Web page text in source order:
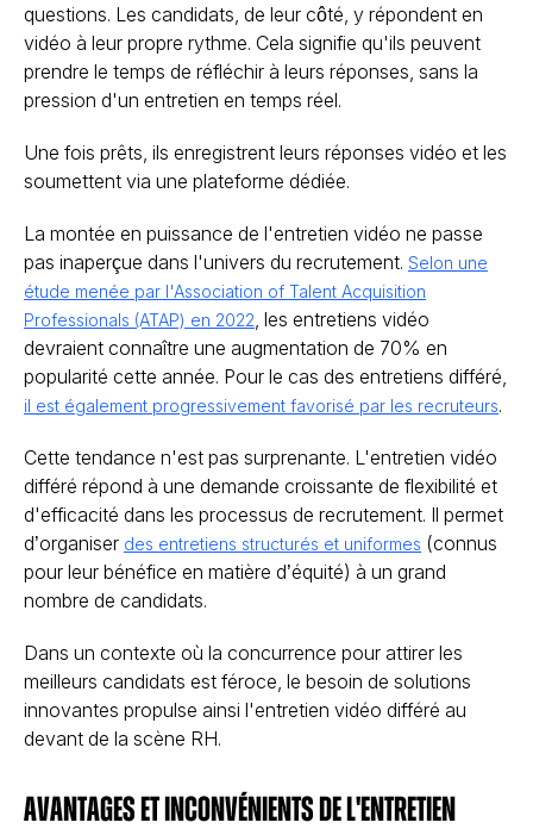
questions. Les candidats, de leur côté, y répondent en
vidéo à leur propre rythme. Cela signifie qu'ils peuvent
prendre le temps de réfléchir à leurs réponses, sans la
pression d'un entretien en temps réel.
Une fois prêts, ils enregistrent leurs réponses vidéo et les
soumettent via une plateforme dédiée.
La montée en puissance de l'entretien vidéo ne passe
pas inaperçue dans l'univers du recrutement. Selon une
étude menée par l'Association of Talent Acquisition
Professionals (ATAP) en 2022 , les entretiens vidéo
devraient connaître une augmentation de 70% en
popularité cette année. Pour le cas des entretiens différé,
il est également progressivement favorisé par les recruteurs.
Cette tendance n'est pas surprenante. L'entretien vidéo
différé répond à une demande croissante de flexibilité et
d'efficacité dans les processus de recrutement. Il permet
d’organiser des entretiens structurés et uniformes (connus
pour leur bénéfice en matière d’équité) à un grand
nombre de candidats.
Dans un contexte où la concurrence pour attirer les
meilleurs candidats est féroce, le besoin de solutions
innovantes propulse ainsi l'entretien vidéo différé au
devant de la scène RH.
Avantages et inconvénients de l'entretien